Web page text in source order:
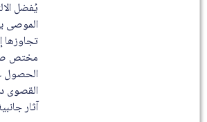
يُفضل الالتزام
الموصى بها
تجاوزها إلا
مختص صحي،
الحصول على
القصوى دون
آثار جانبية